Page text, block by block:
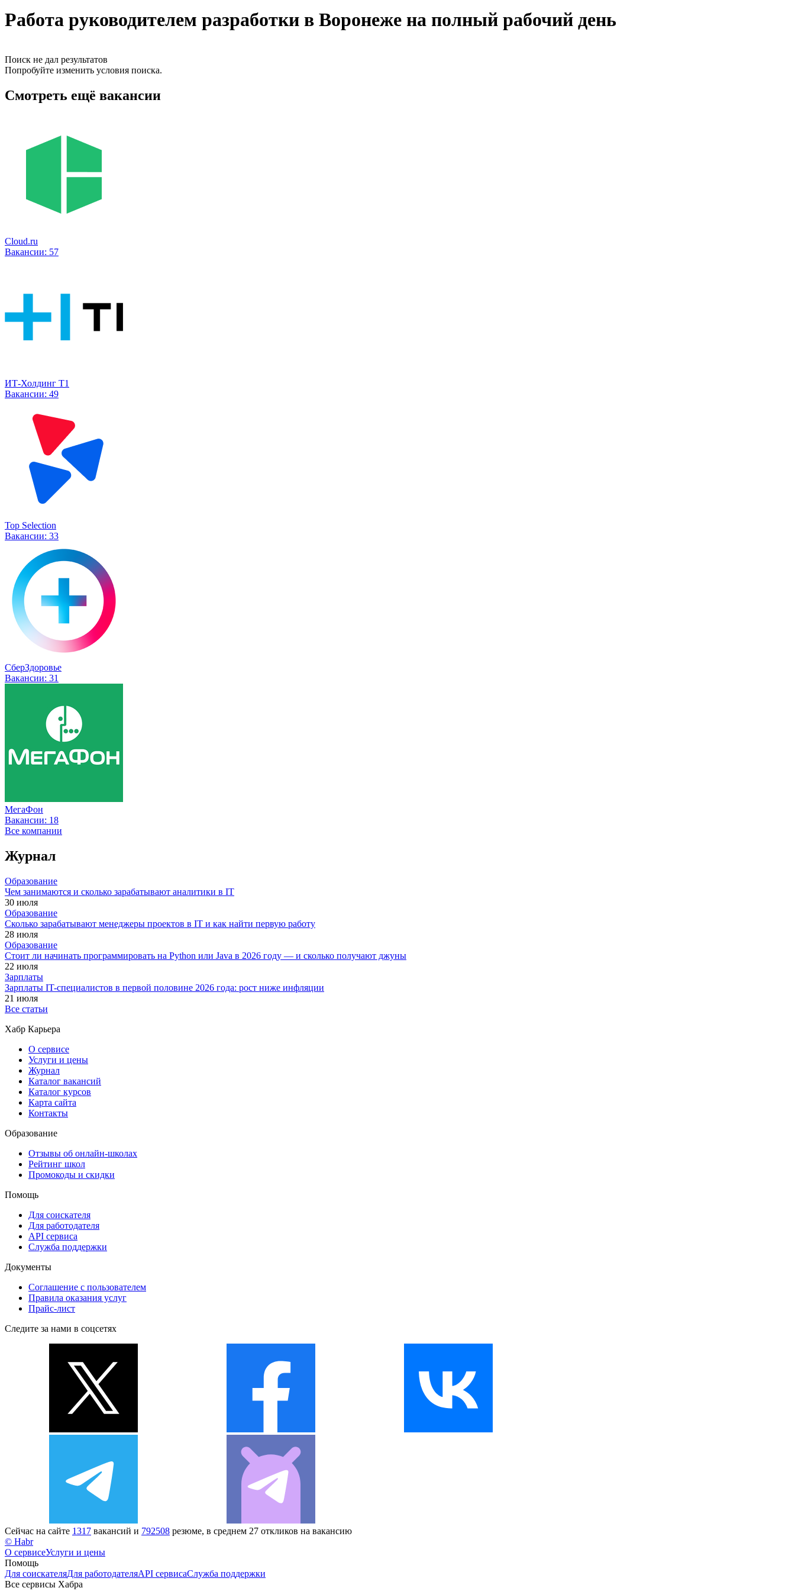
Работа руководителем разработки в Воронеже на полный рабочий день
Поиск не дал результатов
Попробуйте изменить условия поиска.
Смотреть ещё вакансии
Cloud.ru
Вакансии: 57
ИТ-Холдинг Т1
Вакансии: 49
Top Selection
Вакансии: 33
СберЗдоровье
Вакансии: 31
МегаФон
Вакансии: 18
Все компании
Журнал
Образование
Чем занимаются и сколько зарабатывают аналитики в IT
30 июля
Образование
Сколько зарабатывают менеджеры проектов в IT и как найти первую работу
28 июля
Образование
Стоит ли начинать программировать на Python или Java в 2026 году — и сколько получают джуны
22 июля
Зарплаты
Зарплаты IT-специалистов в первой половине 2026 года: рост ниже инфляции
21 июля
Все статьи
Хабр Карьера
О сервисе
Услуги и цены
Журнал
Каталог вакансий
Каталог курсов
Карта сайта
Контакты
Образование
Отзывы об онлайн-школах
Рейтинг школ
Промокоды и скидки
Помощь
Для соискателя
Для работодателя
API сервиса
Служба поддержки
Документы
Соглашение с пользователем
Правила оказания услуг
Прайс-лист
Следите за нами в соцсетях
Сейчас на сайте 1317 вакансий и 792508 резюме, в среднем 27 откликов на вакансию
© Habr
О сервисеУслуги и цены
Помощь
Для соискателяДля работодателяAPI сервисаСлужба поддержки
Все сервисы Хабра